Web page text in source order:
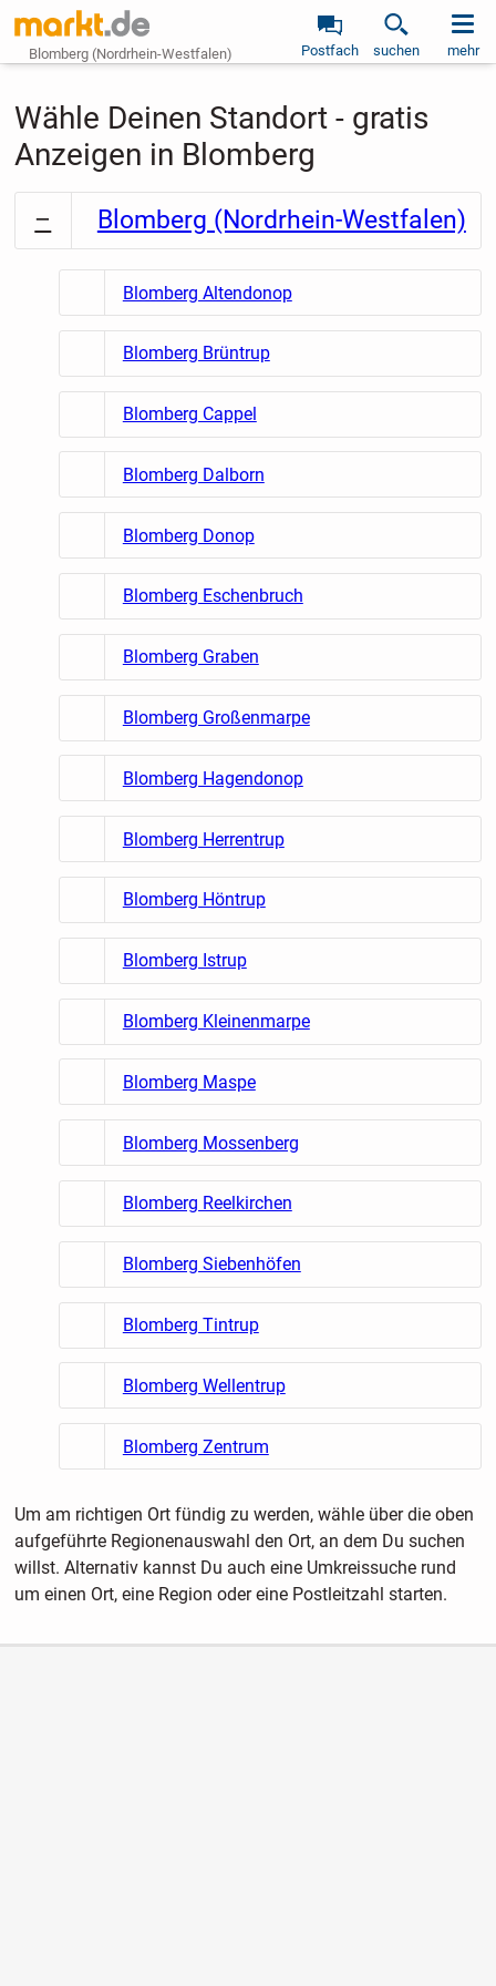
Blomberg (Nordrhein-Westfalen) Postfach suchen mehr
Wähle Deinen Standort - gratis
Anzeigen in Blomberg
Blomberg (Nordrhein-Westfalen)
Blomberg Altendonop
Blomberg Brüntrup
Blomberg Cappel
Blomberg Dalborn
Blomberg Donop
Blomberg Eschenbruch
Blomberg Graben
Blomberg Großenmarpe
Blomberg Hagendonop
Blomberg Herrentrup
Blomberg Höntrup
Blomberg Istrup
Blomberg Kleinenmarpe
Blomberg Maspe
Blomberg Mossenberg
Blomberg Reelkirchen
Blomberg Siebenhöfen
Blomberg Tintrup
Blomberg Wellentrup
Blomberg Zentrum
Um am richtigen Ort fündig zu werden, wähle über die oben
aufgeführte Regionenauswahl den Ort, an dem Du suchen
willst. Alternativ kannst Du auch eine Umkreissuche rund
um einen Ort, eine Region oder eine Postleitzahl starten.